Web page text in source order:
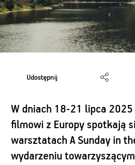
Udostępnij
W dniach 18-21 lipca
filmowi z Europy spotkają
warsztatach A Sunday in
wydarzeniu